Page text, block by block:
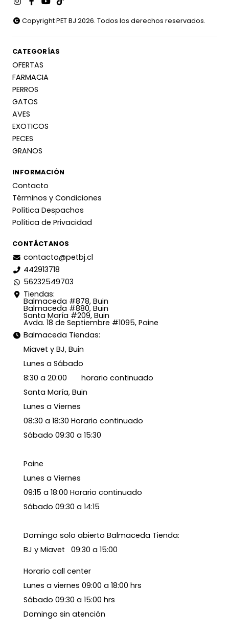
Copyright PET BJ 2026. Todos los derechos reservados.
CATEGORÍAS
OFERTAS
FARMACIA
PERROS
GATOS
AVES
EXOTICOS
PECES
GRANOS
INFORMACIÓN
Contacto
Términos y Condiciones
Política Despachos
Política de Privacidad
CONTÁCTANOS
contacto@petbj.cl
442913718
56232549703
Tiendas:
Balmaceda #878, Buin
Balmaceda #880, Buin
Santa María #209, Buin
Avda. 18 de Septiembre #1095, Paine
Balmaceda Tiendas:
Miavet y BJ, Buin
Lunes a Sábado
8:30 a 20:00 horario continuado
Santa María, Buin
Lunes a Viernes
08:30 a 18:30 Horario continuado
Sábado 09:30 a 15:30
Paine
Lunes a Viernes
09:15 a 18:00 Horario continuado
Sábado 09:30 a 14:15
Domingo solo abierto Balmaceda Tienda:
BJ y Miavet 09:30 a 15:00
Horario call center
Lunes a viernes 09:00 a 18:00 hrs
Sábado 09:30 a 15:00 hrs
Domingo sin atención